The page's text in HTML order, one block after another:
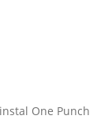
One Punch